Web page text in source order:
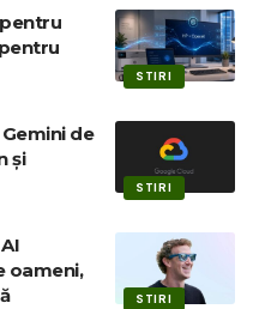
STIRI
STIRI
de
și
STIRI
oameni,